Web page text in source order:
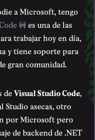
a Microsoft, tengo
🚧es una de las
trabajar hoy en día,
y tiene soporte para
gran comunidad.
deVisual Studio Code
Studio asecas, otro
por Microsoft pero
de backend de .NET